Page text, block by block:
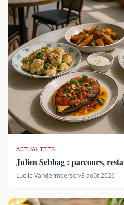
ACTUALITÉS
Julien Sebbag : parcours,
Lucile Vandermeersch·8 août 2026